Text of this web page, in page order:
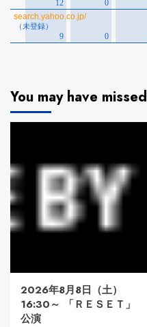
You may have missed
2026年8月8日（土）
16:30～ 「ＲＥＳＥＴ」
公演